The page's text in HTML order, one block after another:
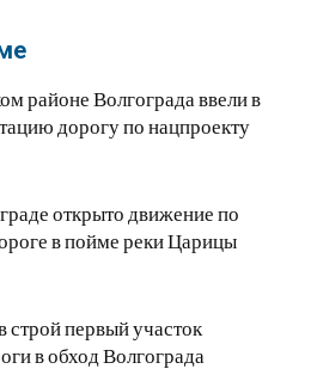
районе Волгограда ввели в
дорогу по нацпроекту
открыто движение по
в пойме реки Царицы
строй первый участок
в обход Волгограда